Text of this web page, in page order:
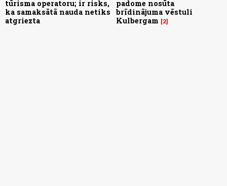
tūrisma operatoru; ir risks,
ka samaksātā nauda netiks
atgriezta
padome nosūta
brīdinājuma vēstuli
Kulbergam
2